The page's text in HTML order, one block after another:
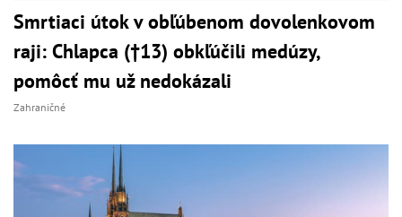
Smrtiaci útok v obľúbenom dovolenkovom
raji: Chlapca (†13) obkľúčili medúzy,
pomôcť mu už nedokázali
Zahraničné